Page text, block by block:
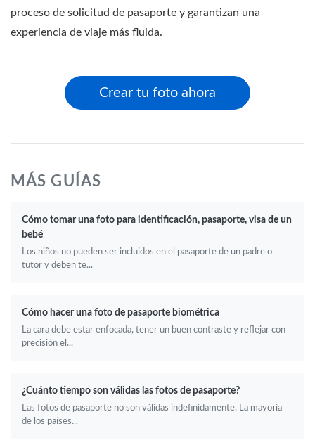
proceso de solicitud de pasaporte y garantizan una
experiencia de viaje más fluida.
Crear tu foto ahora
MÁS GUÍAS
Cómo tomar una foto para identificación, pasaporte, visa de un
bebé
Los niños no pueden ser incluidos en el pasaporte de un padre o
tutor y deben te...
Cómo hacer una foto de pasaporte biométrica
La cara debe estar enfocada, tener un buen contraste y reflejar con
precisión el...
¿Cuánto tiempo son válidas las fotos de pasaporte?
Las fotos de pasaporte no son válidas indefinidamente. La mayoría
de los países...